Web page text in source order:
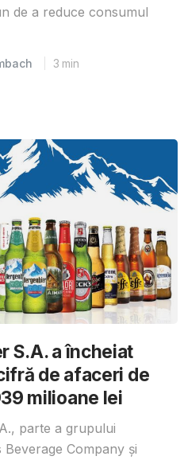
de a reduce consumul
3 min
S.A. a încheiat
de afaceri de
milioane lei
parte a grupului
Company și